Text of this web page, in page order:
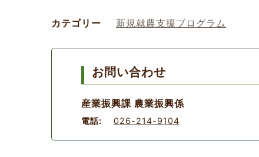
カテゴリー 新規就農支援プログラム
お問い合わせ
産業振興課 農業振興係
電話: 026-214-9104